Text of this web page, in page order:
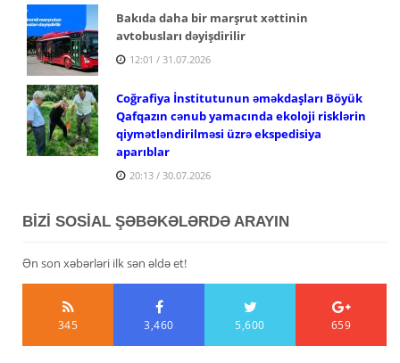
Bakıda daha bir marşrut xəttinin
avtobusları dəyişdirilir
12:01 / 31.07.2026
Coğrafiya İnstitutunun əməkdaşları Böyük
Qafqazın cənub yamacında ekoloji risklərin
qiymətləndirilməsi üzrə ekspedisiya
aparıblar
20:13 / 30.07.2026
BİZİ SOSİAL ŞƏBƏKƏLƏRDƏ ARAYIN
Ən son xəbərləri ilk sən əldə et!
345 3,460 5,600 659